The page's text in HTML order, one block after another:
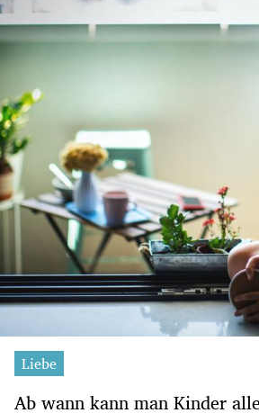
Liebe
Ab wann kann man Kinder